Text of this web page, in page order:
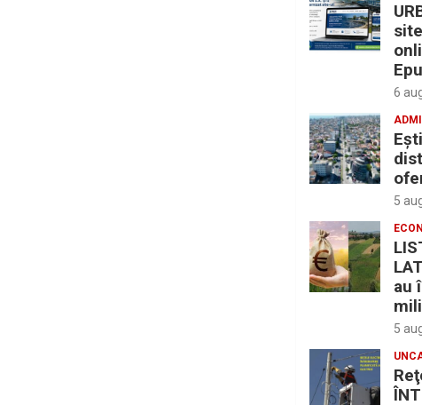
6
5
au
5